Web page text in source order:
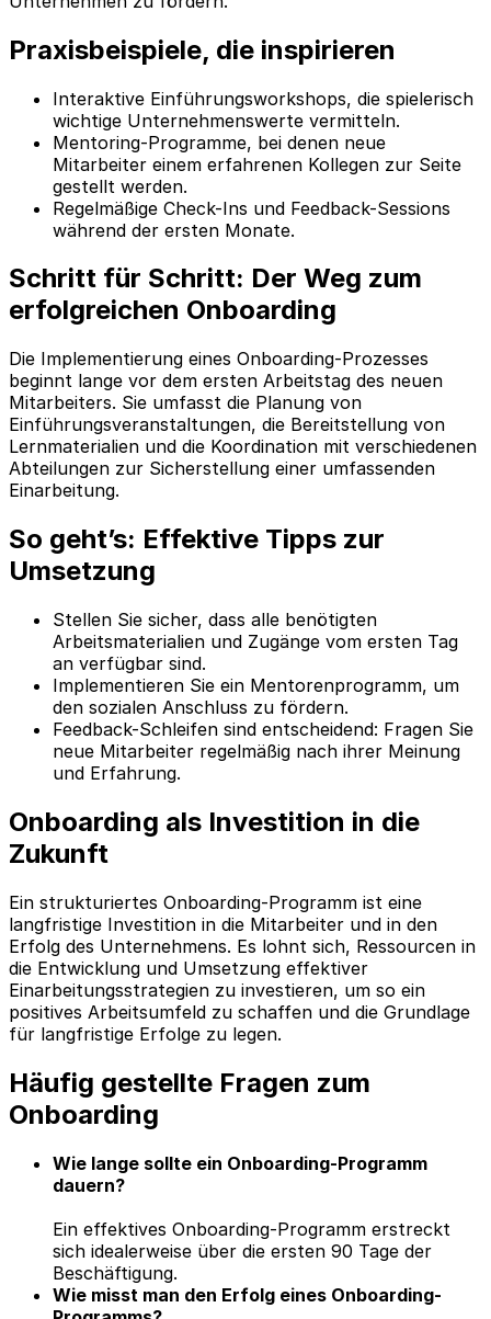
Praxisbeispiele, die inspirieren
Interaktive Einführungsworkshops, die spielerisch
wichtige Unternehmenswerte vermitteln.
Mentoring-Programme, bei denen neue
Mitarbeiter einem erfahrenen Kollegen zur Seite
gestellt werden.
Regelmäßige Check-Ins und Feedback-Sessions
während der ersten Monate.
Schritt für Schritt: Der Weg zum
erfolgreichen Onboarding
Die Implementierung eines Onboarding-Prozesses
beginnt lange vor dem ersten Arbeitstag des neuen
Mitarbeiters. Sie umfasst die Planung von
Einführungsveranstaltungen, die Bereitstellung von
Lernmaterialien und die Koordination mit verschiedenen
Abteilungen zur Sicherstellung einer umfassenden
Einarbeitung.
So geht’s: Effektive Tipps zur
Umsetzung
Stellen Sie sicher, dass alle benötigten
Arbeitsmaterialien und Zugänge vom ersten Tag
an verfügbar sind.
Implementieren Sie ein Mentorenprogramm, um
den sozialen Anschluss zu fördern.
Feedback-Schleifen sind entscheidend: Fragen Sie
neue Mitarbeiter regelmäßig nach ihrer Meinung
und Erfahrung.
Onboarding als Investition in die
Zukunft
Ein strukturiertes Onboarding-Programm ist eine
langfristige Investition in die Mitarbeiter und in den
Erfolg des Unternehmens. Es lohnt sich, Ressourcen in
die Entwicklung und Umsetzung effektiver
Einarbeitungsstrategien zu investieren, um so ein
positives Arbeitsumfeld zu schaffen und die Grundlage
für langfristige Erfolge zu legen.
Häufig gestellte Fragen zum
Onboarding
Wie lange sollte ein Onboarding-Programm
dauern?
Ein effektives Onboarding-Programm erstreckt
sich idealerweise über die ersten 90 Tage der
Beschäftigung.
Wie misst man den Erfolg eines Onboarding-